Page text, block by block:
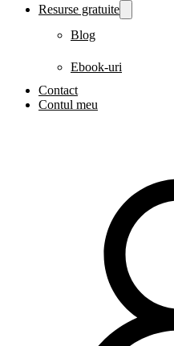
Resurse gratuite
Blog
Ebook-uri
Contact
Contul meu